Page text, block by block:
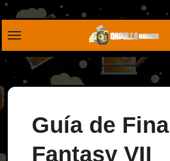
Saltar
Guía de Final
Fantasy VII